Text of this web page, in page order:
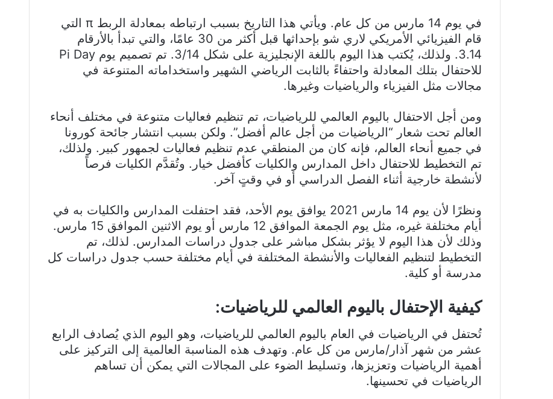
في يوم 14 مارس من كل عام. ويأتي هذا التاريخ بسبب ارتباطه بمعادلة الربط π التي
قام الفيزيائي الأمريكي لاري شو بإحداثها قبل أكثر من 30 عامًا، والتي تبدأ بالأرقام
3.14. ولذلك، يُكتب هذا اليوم باللغة الإنجليزية على شكل 3/14. تم تصميم يوم Pi Day
للاحتفال بتلك المعادلة واحتفاءً بالثابت الرياضي الشهير واستخداماته المتنوعة في
مجالات مثل الفيزياء والرياضيات وغيرها.
ومن أجل الاحتفال باليوم العالمي للرياضيات، تم تنظيم فعاليات متنوعة في مختلف أنحاء
العالم تحت شعار “الرياضيات من أجل عالم أفضل”. ولكن بسبب انتشار جائحة كورونا
في جميع أنحاء العالم، فإنه كان من المنطقي عدم تنظيم فعاليات لجمهور كبير. ولذلك،
تم التخطيط للاحتفال داخل المدارس والكليات كأفضل خيار. وتُقدَّم الكليات فرصاً
لأنشطة خارجية أثناء الفصل الدراسي أو في وقتٍ آخر.
ونظرًا لأن يوم 14 مارس 2021 يوافق يوم الأحد، فقد احتفلت المدارس والكليات به في
أيام مختلفة غيره، مثل يوم الجمعة الموافق 12 مارس أو يوم الاثنين الموافق 15 مارس.
وذلك لأن هذا اليوم لا يؤثر بشكل مباشر على جدول دراسات المدارس. لذلك، تم
التخطيط لتنظيم الفعاليات والأنشطة المختلفة في أيام مختلفة حسب جدول دراسات كل
مدرسة أو كلية.
كيفية الإحتفال باليوم العالمي للرياضيات:
تُحتفل في الرياضيات في العام باليوم العالمي للرياضيات، وهو اليوم الذي يُصادف الرابع
عشر من شهر آذار/مارس من كل عام. وتهدف هذه المناسبة العالمية إلى التركيز على
أهمية الرياضيات وتعزيزها، وتسليط الضوء على المجالات التي يمكن أن تساهم
الرياضيات في تحسينها.